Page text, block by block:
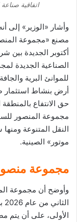
اتفاقية
وأشار «الوزير» إلى
مصنع «مجموعة
أكتوبر الجديدة بين
الصناعية الجديدة
للموانئ البرية
حق الانتفاع
مجموعة المنصور
النقل المتنوعة
موتور» الصينية.
مجموعة
وأوضح أن مجموعة